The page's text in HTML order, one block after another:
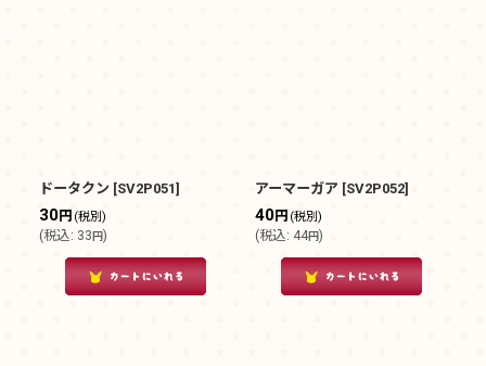
ドータクン [SV2P051]
30円 (税別)
(税込: 33円)
アーマーガア [SV2P052]
40円 (税別)
(税込: 44円)